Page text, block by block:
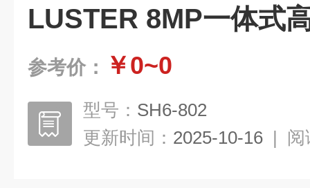
LUSTER 8MP一体式
参考价： ￥0~0
型号： SH6-802
更新时间： 2025-10-16 | 阅